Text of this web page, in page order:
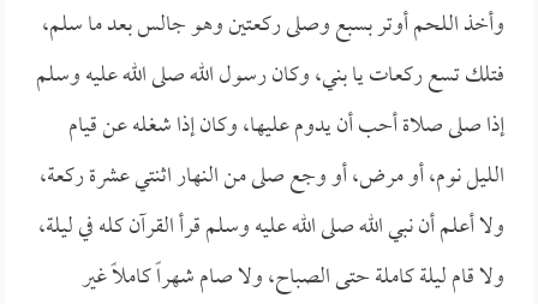
وأخذ اللحم أوتر بسبع وصلى ركعتين وهو جالس بعد ما سلم،
فتلك تسع ركعات يا بني، وكان رسول الله صلى الله عليه وسلم
إذا صلى صلاة أحب أن يدوم عليها، وكان إذا شغله عن قيام
الليل نوم، أو مرض، أو وجع صلى من النهار اثنتي عشرة ركعة،
ولا أعلم أن نبي الله صلى الله عليه وسلم قرأ القرآن كله في ليلة،
ولا قام ليلة كاملة حتى الصباح، ولا صام شهراً كاملاً غير